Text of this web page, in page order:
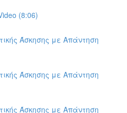
(8:06)
Άσκησης με Απάντηση
Άσκησης με Απάντηση
Άσκησης με Απάντηση